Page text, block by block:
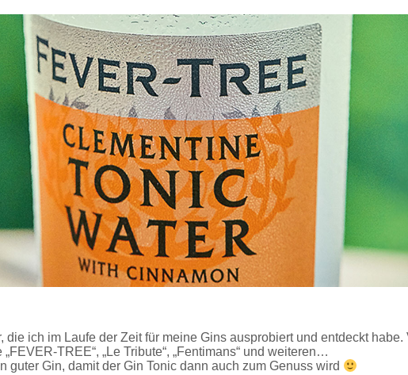
die ich im Laufe der Zeit für meine Gins ausprobiert und entdeckt habe.
TREE“, „Le Tribute“, „Fentimans“ und weiteren…
Gin, damit der Gin Tonic dann auch zum Genuss wird